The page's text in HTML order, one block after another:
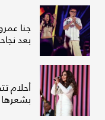
جنا
بعد
أحلام